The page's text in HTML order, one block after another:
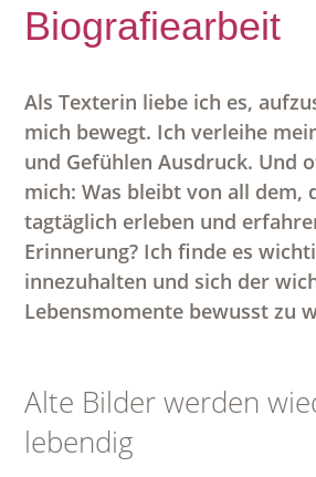
Biografiearbeit
Als Texterin liebe ich es,
mich bewegt. Ich verleihe
und Gefühlen Ausdruck. Und
mich: Was bleibt von all dem,
tagtäglich erleben und
Erinnerung? Ich finde es
innezuhalten und sich der
Lebensmomente bewusst zu
Alte Bilder werden
lebendig